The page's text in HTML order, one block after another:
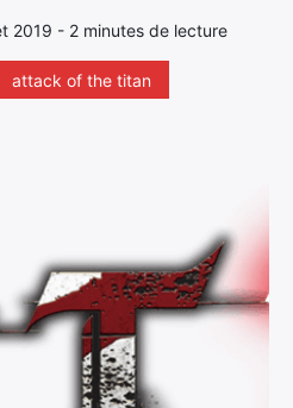
2019 - 2 minutes de lecture
attack of the titan